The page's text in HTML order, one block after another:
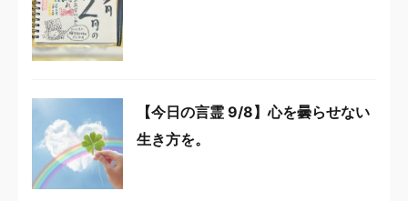
【今日の言霊 9/8】心を曇らせない
生き方を。